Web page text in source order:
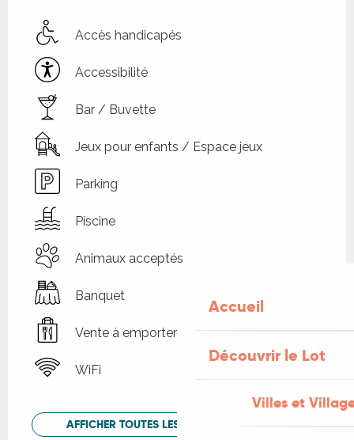
Accueil
Découvrir le Lot
Villes et
Accès handicapés
Accessibilité
Bar / Buvette
Jeux pour enfants / Espace jeux
Parking
Piscine
Animaux acceptés
Banquet
Vente à emporter
WiFi
AFFICHER TOUTES LES PRESTATIONS